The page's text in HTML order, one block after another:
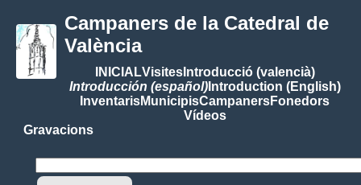
Campaners de la Catedral de
València
INICIALVisitesIntroducció (valencià)
Introducción (español)Introduction (English)
InventarisMunicipisCampanersFonedors
Vídeos
Gravacions